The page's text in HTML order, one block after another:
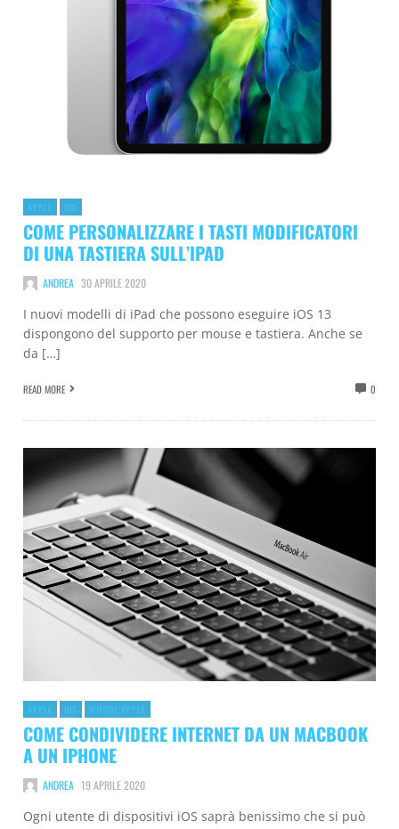
APPLE IOS
COME PERSONALIZZARE I TASTI MODIFICATORI
DI UNA TASTIERA SULL’IPAD
ANDREA 30 APRILE 2020
I nuovi modelli di iPad che possono eseguire iOS 13
dispongono del supporto per mouse e tastiera. Anche se
da […]
READ MORE 0
APPLE IOS IPHONE APPLE
COME CONDIVIDERE INTERNET DA UN MACBOOK
A UN IPHONE
ANDREA 19 APRILE 2020
Ogni utente di dispositivi iOS saprà benissimo che si può